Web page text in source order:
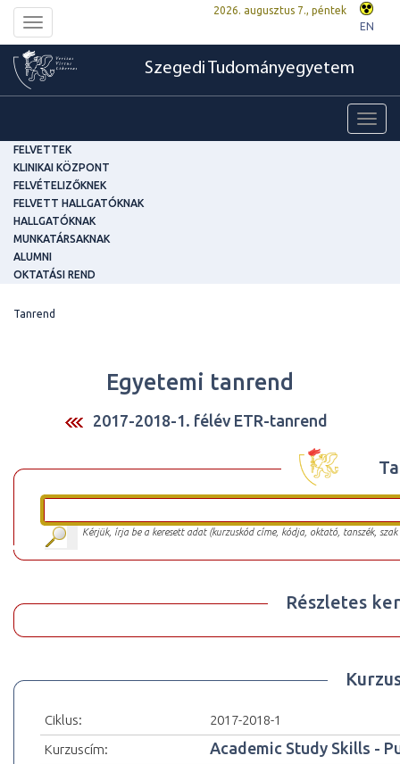
Toggle
navigation
2026. augusztus 7., péntek
EN
Szegedi Tudományegyetem
FELVETTEK
KLINIKAI KÖZPONT
FELVÉTELIZŐKNEK
FELVETT HALLGATÓKNAK
HALLGATÓKNAK
MUNKATÁRSAKNAK
ALUMNI
OKTATÁSI REND
Tanrend
Egyetemi tanrend
2017-2018-1. félév ETR-tanrend
Kérjük, írja be a keresett adat (kurzuskód címe, kódja, oktató, tanszék,
Részletes
Ciklus:
2017-2018-1
Kurzuscím:
Academic Study Skills -